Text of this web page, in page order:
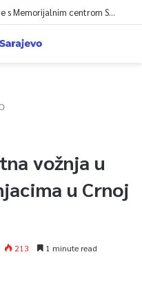
Saslušane još četiri osobe povezane s Memorijalnim centrom Srebrenica, na spisku ukupno 26
vožnja u
u Crnoj
213 1 minute read